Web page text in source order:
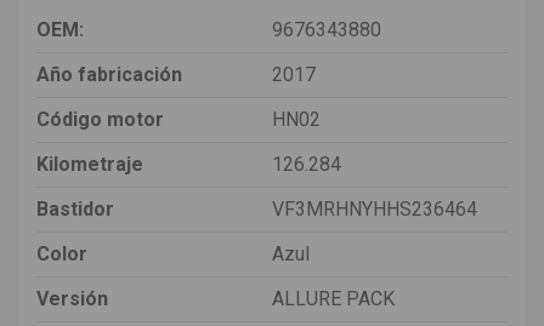
OEM:
9676343880
Año fabricación
2017
Código motor
HN02
Kilometraje
126.284
Bastidor
VF3MRHNYHHS236464
Color
Azul
Versión
ALLURE PACK